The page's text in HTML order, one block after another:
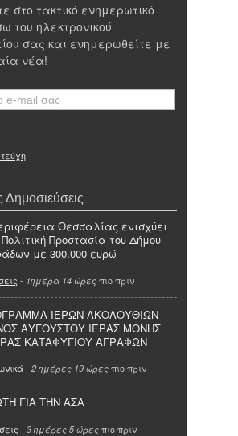
στο τακτικό ενημερωτικό
του ηλεκτρονικού
σας και ενημερωθείτε με
νέα!
Θεσσαλίας ενισχύει
Προστασία του Δήμου
με 300.000 ευρώ
- 1ημέρα 14 ώρες πιο πριν
ΙΕΡΩΝ ΑΚΟΛΟΥΘΙΩΝ
ΑΥΓΟΥΣΤΟΥ ΙΕΡΑΣ ΜΟΝΗΣ
ΚΑΤΑΦΥΓΙΟΥ ΑΓΡΑΦΩΝ
- 2 ημέρες 19 ώρες πιο πριν
ΓΙΑ ΤΗΝ ΑΣΑ
- 3 ημέρες 5 ώρες πιο πριν